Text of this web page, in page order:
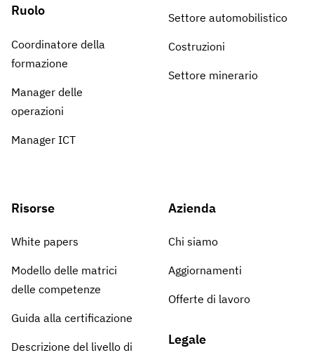
Ruolo
Coordinatore della
formazione
Manager delle
operazioni
Manager ICT
Settore automobilistico
Costruzioni
Settore minerario
Risorse
White papers
Modello delle matrici
delle competenze
Guida alla certificazione
Descrizione del livello di
Azienda
Chi siamo
Aggiornamenti
Offerte di lavoro
Legale